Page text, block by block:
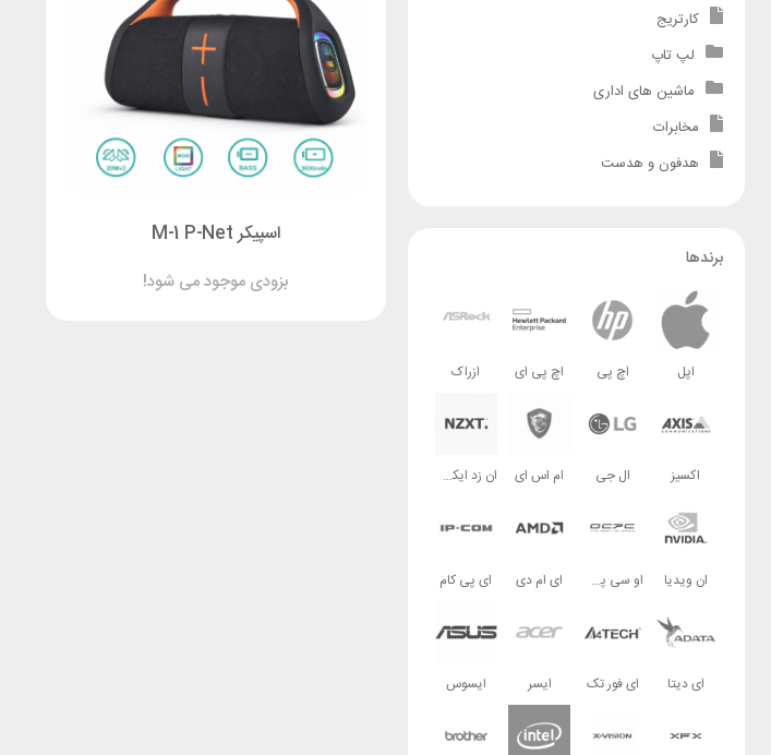
اسپیکر M-1 P-Net
بزودی موجود می شود!
کارتریج
لپ تاپ
ماشین های اداری
مخابرات
هدفون و هدست
برندها
اپل اچ پی اچ پی ای ازراک
اکسیز ال جی ام اس ای ان زد ایکس تی
ان ویدیا او سی پی سی ای ام دی ای پی کام
ای دیتا ای فور تک ایسر ایسوس